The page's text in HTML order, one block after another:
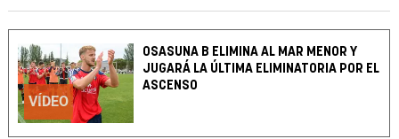
VÍDEO
OSASUNA B ELIMINA AL MAR MENOR Y
JUGARÁ LA ÚLTIMA ELIMINATORIA POR EL
ASCENSO